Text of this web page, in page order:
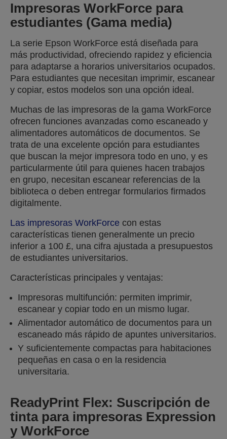
Impresoras WorkForce para
estudiantes (Gama media)
La serie Epson WorkForce está diseñada para
más productividad, ofreciendo rapidez y eficiencia
para adaptarse a horarios universitarios ocupados.
Para estudiantes que necesitan imprimir, escanear
y copiar, estos modelos son una opción ideal.
Muchas de las impresoras de la gama WorkForce
ofrecen funciones avanzadas como escaneado y
alimentadores automáticos de documentos. Se
trata de una excelente opción para estudiantes
que buscan la mejor impresora todo en uno, y es
particularmente útil para quienes hacen trabajos
en grupo, necesitan escanear referencias de la
biblioteca o deben entregar formularios firmados
digitalmente.
Las impresoras WorkForce con estas
características tienen generalmente un precio
inferior a 100 £, una cifra ajustada a presupuestos
de estudiantes universitarios.
Características principales y ventajas:
Impresoras multifunción: permiten imprimir,
escanear y copiar todo en un mismo lugar.
Alimentador automático de documentos para un
escaneado más rápido de apuntes universitarios.
Y suficientemente compactas para habitaciones
pequeñas en casa o en la residencia
universitaria.
ReadyPrint Flex: Suscripción de
tinta para impresoras Expression
y WorkForce